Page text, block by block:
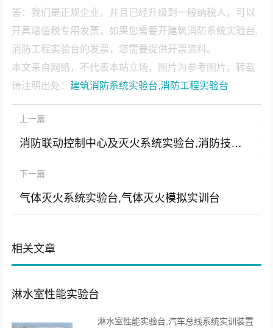
答：我们是正规企业，并且已经升级到一般纳税人，可以
开具增值税专用发票，如果您需要开建筑消防系统实验台,
消防工程实验台的发票，您需要提供开票资料。
本文来自网络，不代表本站立场，图片为参考图片，转载
请注明出处： 建筑消防系统实验台,消防工程实验台
上一篇
消防联动控制中心及灭火系统实验台,消防技能实验台
下一篇
气体灭火系统实验台,气体灭火模拟实训台
相关文章
淋水室性能实验台
淋水室性能实验台,汽车总线系统实训装置